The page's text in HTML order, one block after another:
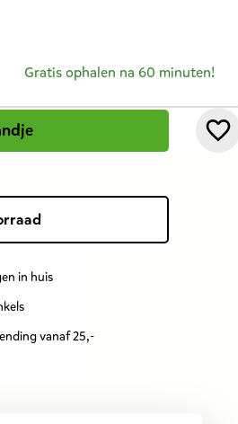
Gratis ophalen na 60 minuten!
in huis
vanaf 25,-